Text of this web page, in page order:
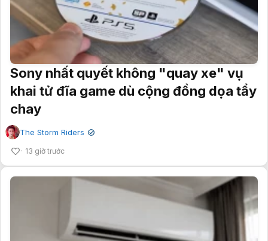
Sony nhất quyết không "quay xe" vụ
khai tử đĩa game dù cộng đồng dọa tẩy
chay
The Storm Riders ✔
13 giờ trước